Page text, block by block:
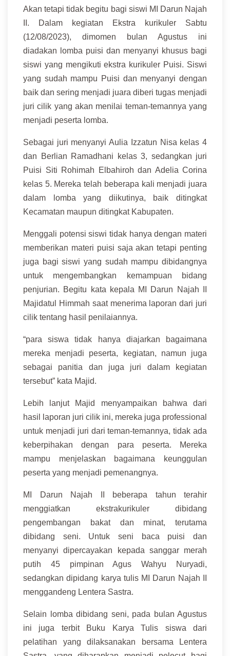
Akan tetapi tidak begitu bagi siswi MI Darun Najah
II. Dalam kegiatan Ekstra kurikuler Sabtu
(12/08/2023), dimomen bulan Agustus ini
diadakan lomba puisi dan menyanyi khusus bagi
siswi yang mengikuti ekstra kurikuler Puisi. Siswi
yang sudah mampu Puisi dan menyanyi dengan
baik dan sering menjadi juara diberi tugas menjadi
juri cilik yang akan menilai teman-temannya yang
menjadi peserta lomba.
Sebagai juri menyanyi Aulia Izzatun Nisa kelas 4
dan Berlian Ramadhani kelas 3, sedangkan juri
Puisi Siti Rohimah Elbahiroh dan Adelia Corina
kelas 5. Mereka telah beberapa kali menjadi juara
dalam lomba yang diikutinya, baik ditingkat
Kecamatan maupun ditingkat Kabupaten.
Menggali potensi siswi tidak hanya dengan materi
memberikan materi puisi saja akan tetapi penting
juga bagi siswi yang sudah mampu dibidangnya
untuk mengembangkan kemampuan bidang
penjurian. Begitu kata kepala MI Darun Najah II
Majidatul Himmah saat menerima laporan dari juri
cilik tentang hasil penilaiannya.
“para siswa tidak hanya diajarkan bagaimana
mereka menjadi peserta, kegiatan, namun juga
sebagai panitia dan juga juri dalam kegiatan
tersebut” kata Majid.
Lebih lanjut Majid menyampaikan bahwa dari
hasil laporan juri cilik ini, mereka juga professional
untuk menjadi juri dari teman-temannya, tidak ada
keberpihakan dengan para peserta. Mereka
mampu menjelaskan bagaimana keunggulan
peserta yang menjadi pemenangnya.
MI Darun Najah II beberapa tahun terahir
menggiatkan ekstrakurikuler dibidang
pengembangan bakat dan minat, terutama
dibidang seni. Untuk seni baca puisi dan
menyanyi dipercayakan kepada sanggar merah
putih 45 pimpinan Agus Wahyu Nuryadi,
sedangkan dipidang karya tulis MI Darun Najah II
menggandeng Lentera Sastra.
Selain lomba dibidang seni, pada bulan Agustus
ini juga terbit Buku Karya Tulis siswa dari
pelatihan yang dilaksanakan bersama Lentera